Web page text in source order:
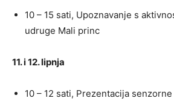
10 – 15 sati, Upoznavanje s
udruge Mali princ
11. i 12. lipnja
10 – 12 sati, Prezentacija